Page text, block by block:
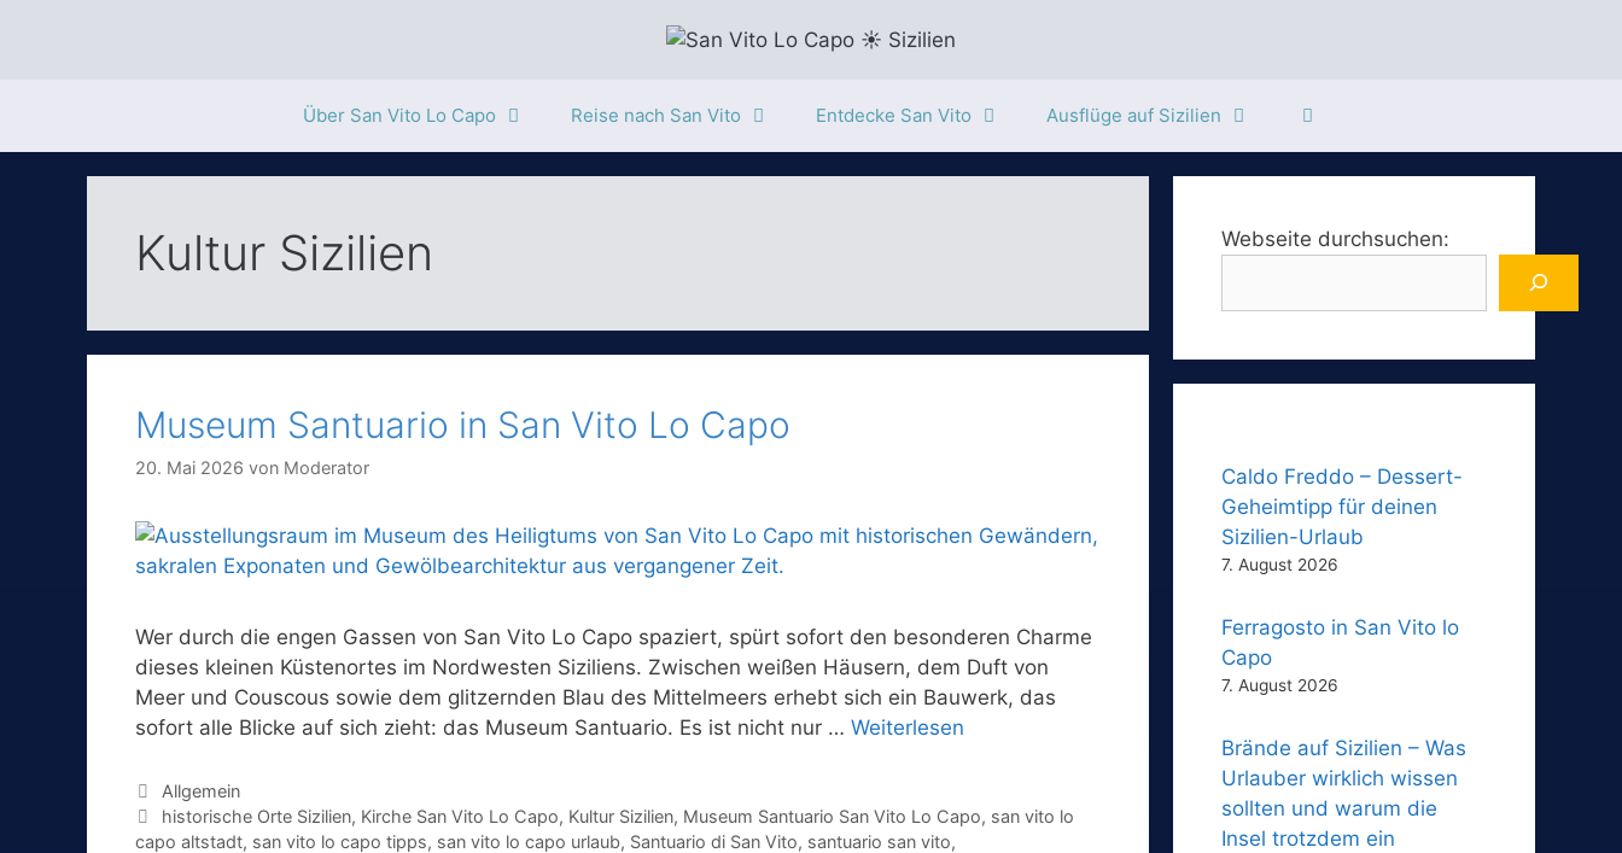
Über San Vito Lo Capo Reise nach San Vito Entdecke San Vito Ausflüge auf Sizilien
Kultur Sizilien
Museum Santuario in San Vito Lo Capo
20. Mai 2026 von Moderator
Wer durch die engen Gassen von San Vito Lo Capo spaziert, spürt sofort den besonderen Charme
dieses kleinen Küstenortes im Nordwesten Siziliens. Zwischen weißen Häusern, dem Duft von
Meer und Couscous sowie dem glitzernden Blau des Mittelmeers erhebt sich ein Bauwerk, das
sofort alle Blicke auf sich zieht: das Museum Santuario. Es ist nicht nur … Weiterlesen
Kategorien
Allgemein
Schlagwörter
historische Orte Sizilien, Kirche San Vito Lo Capo, Kultur Sizilien, Museum Santuario San Vito Lo Capo, san vito lo
capo altstadt, san vito lo capo tipps, san vito lo capo urlaub, Santuario di San Vito, santuario san vito,
Webseite durchsuchen:
Caldo Freddo – Dessert-
Geheimtipp für deinen
Sizilien-Urlaub
7. August 2026
Ferragosto in San Vito lo
Capo
7. August 2026
Brände auf Sizilien – Was
Urlauber wirklich wissen
sollten und warum die
Insel trotzdem ein